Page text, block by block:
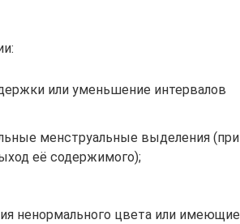
или уменьшение интервалов
менструальные выделения (при
её содержимого);
ненормального цвета или имеющие